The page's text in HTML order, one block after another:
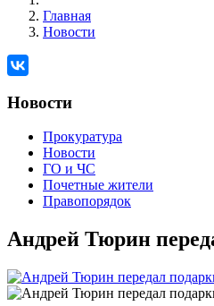
Главная
Новости
Новости
Прокуратура
Новости
ГО и ЧС
Почетные жители
Правопорядок
Андрей Тюрин